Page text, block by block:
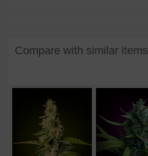
Compare with similar items